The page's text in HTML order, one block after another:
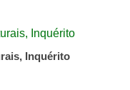
Inquérito